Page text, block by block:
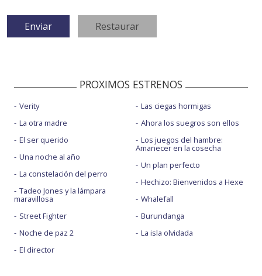
PROXIMOS ESTRENOS
Verity
La otra madre
El ser querido
Una noche al año
La constelación del perro
Tadeo Jones y la lámpara
maravillosa
Street Fighter
Noche de paz 2
El director
Las ciegas hormigas
Ahora los suegros son ellos
Los juegos del hambre:
Amanecer en la cosecha
Un plan perfecto
Hechizo: Bienvenidos a Hexe
Whalefall
Burundanga
La isla olvidada